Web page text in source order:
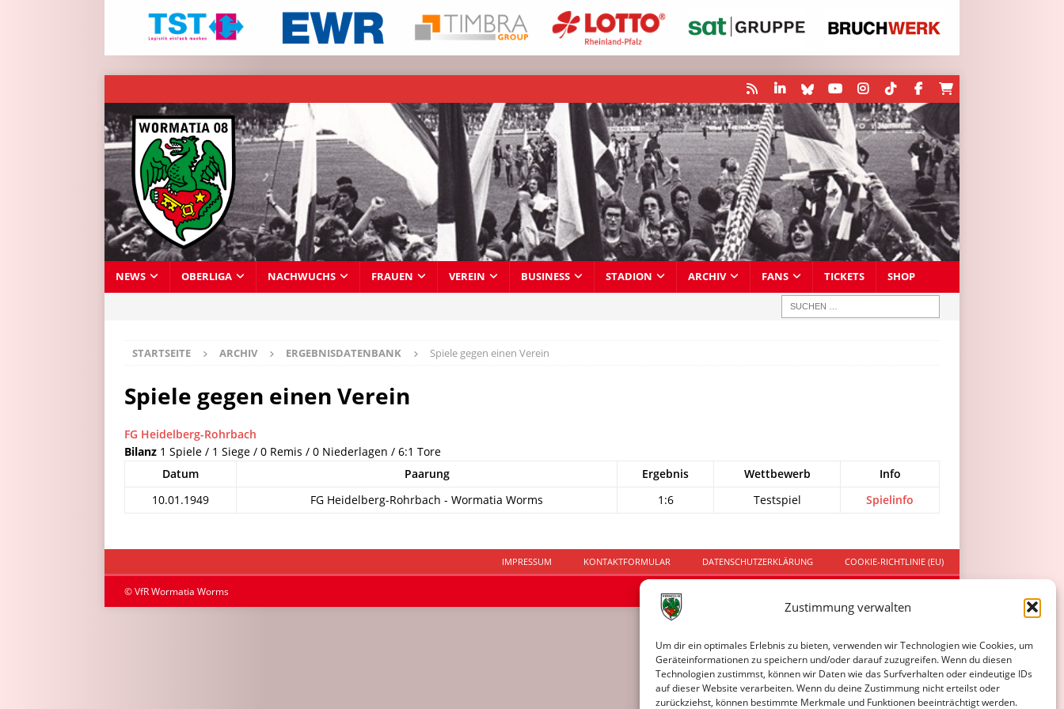
Zustimmung verwalten
Um dir ein optimales Erlebnis zu bieten, verwenden wir Technologien wie Cookies, um
Geräteinformationen zu speichern und/oder darauf zuzugreifen. Wenn du diesen
Technologien zustimmst, können wir Daten wie das Surfverhalten oder eindeutige IDs
auf dieser Website verarbeiten. Wenn du deine Zustimmung nicht erteilst oder
zurückziehst, können bestimmte Merkmale und Funktionen beeinträchtigt werden.
NEWS OBERLIGA NACHWUCHS FRAUEN VEREIN BUSINESS STADION ARCHIV FANS TICKETS SHOP
STARTSEITE ARCHIV ERGEBNISDATENBANK Spiele gegen einen Verein
Spiele gegen einen Verein
FG Heidelberg-Rohrbach
Bilanz 1 Spiele / 1 Siege / 0 Remis / 0 Niederlagen / 6:1 Tore
Datum
Paarung Ergebnis Wettbewerb
Info
10.01.1949
FG Heidelberg-Rohrbach - Wormatia Worms 1:6 Testspiel Spielinfo
IMPRESSUM KONTAKTFORMULAR DATENSCHUTZERKLÄRUNG COOKIE-RICHTLINIE (EU)
© VfR Wormatia Worms